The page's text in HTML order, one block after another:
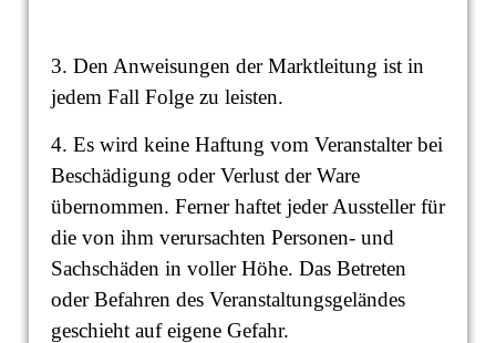
3. Den Anweisungen der Marktleitung ist in
jedem Fall Folge zu leisten.
4. Es wird keine Haftung vom Veranstalter bei
Beschädigung oder Verlust der Ware
übernommen. Ferner haftet jeder Aussteller für
die von ihm verursachten Personen- und
Sachschäden in voller Höhe. Das Betreten
oder Befahren des Veranstaltungsgeländes
geschieht auf eigene Gefahr.